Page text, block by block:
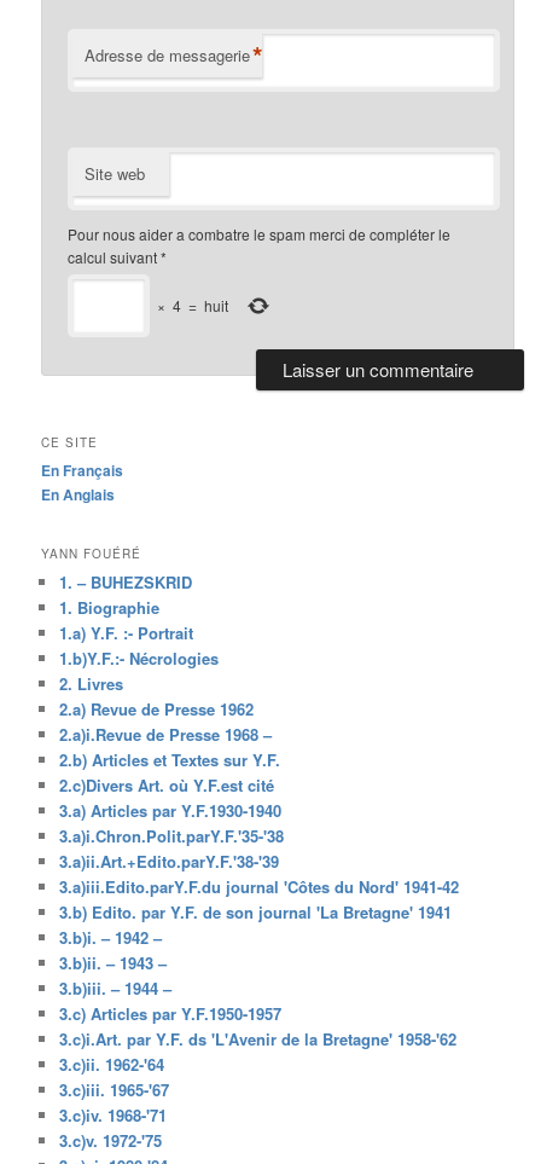
Adresse de messagerie*
Site web
Pour nous aider a combatre le spam merci de compléter le
calcul suivant*
× 4 = huit
CE SITE
En Français
En Anglais
YANN FOUÉRÉ
1. – BUHEZSKRID
1. Biographie
1.a) Y.F. :- Portrait
1.b)Y.F.:- Nécrologies
2. Livres
2.a) Revue de Presse 1962
2.a)i.Revue de Presse 1968 –
2.b) Articles et Textes sur Y.F.
2.c)Divers Art. où Y.F.est cité
3.a) Articles par Y.F.1930-1940
3.a)i.Chron.Polit.parY.F.'35-'38
3.a)ii.Art.+Edito.parY.F.'38-'39
3.a)iii.Edito.parY.F.du journal 'Côtes du Nord' 1941-42
3.b) Edito. par Y.F. de son journal 'La Bretagne' 1941
3.b)i. – 1942 –
3.b)ii. – 1943 –
3.b)iii. – 1944 –
3.c) Articles par Y.F.1950-1957
3.c)i.Art. par Y.F. ds 'L'Avenir de la Bretagne' 1958-'62
3.c)ii. 1962-'64
3.c)iii. 1965-'67
3.c)iv. 1968-'71
3.c)v. 1972-'75